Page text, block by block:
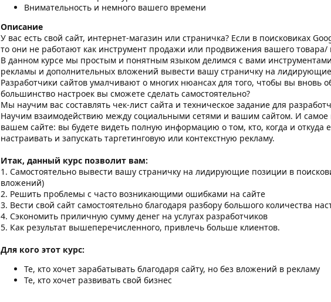
Внимательность и немного вашего времени
Описание
У вас есть свой сайт, интернет-магазин или страничка? Если в поисковиках
то они не работают как инструмент продажи или продвижения вашего товара/
В данном курсе мы простым и понятным языком делимся с вами
рекламы и дополнительных вложений вывести вашу страничку на
Разработчики сайтов умалчивают о многих нюансах для того, чтобы вы
большинство настроек вы сможете сделать самостоятельно?
Мы научим вас составлять чек-лист сайта и техническое задание для
Научим взаимодействию между социальными сетями и вашим сайтом. И самое
вашем сайте: вы будете видеть полную информацию о том, кто, когда и
настраивать и запускать таргетинговую или контекстную рекламу.
Итак, данный курс позволит вам:
1. Самостоятельно вывести вашу страничку на лидирующие позиции в
вложений)
2. Решить проблемы с часто возникающими ошибками на сайте
3. Вести свой сайт самостоятельно благодаря разбору большого количества
4. Сэкономить приличную сумму денег на услугах разработчиков
5. Как результат вышеперечисленного, привлечь больше клиентов.
Для кого этот курс:
Те, кто хочет зарабатывать благодаря сайту, но без вложений в рекламу
Те, кто хочет развивать свой бизнес